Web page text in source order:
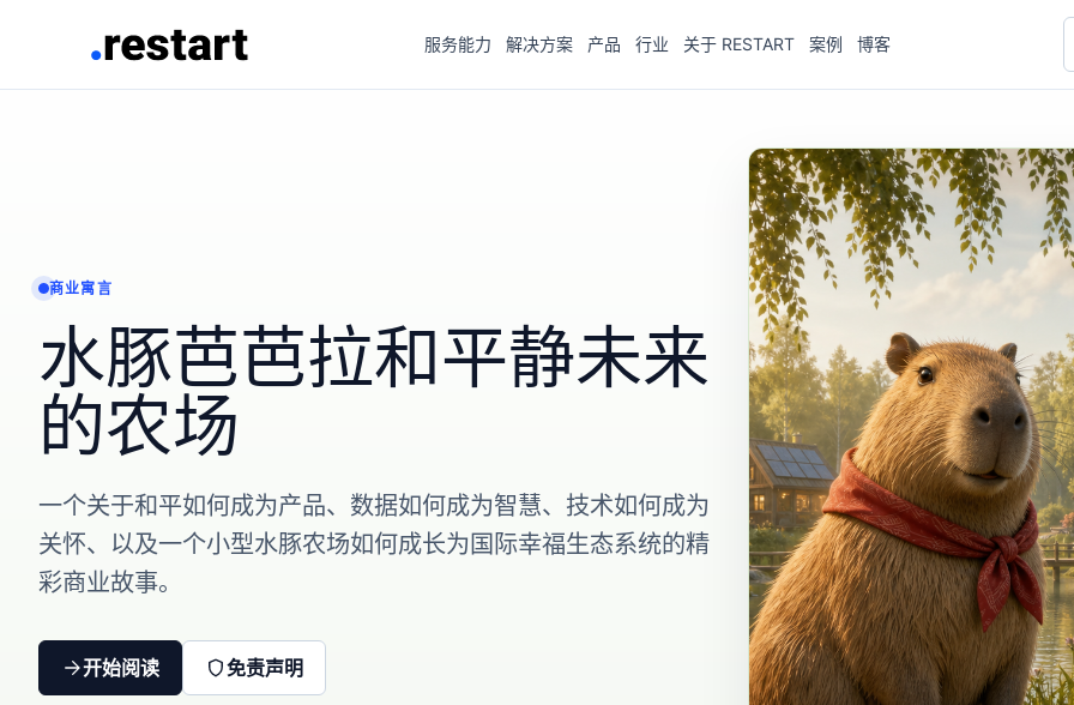
服务能力 解决方案 产品 行业 关于 RESTART 案例 博客
商业寓言
水豚芭芭拉和平静未来
的农场
一个关于和平如何成为产品、数据如何成为智慧、技术如何成为
关怀、以及一个小型水豚农场如何成长为国际幸福生态系统的精
彩商业故事。
开始阅读 免责声明